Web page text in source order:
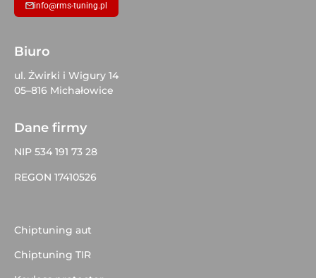
info@rms-tuning.pl
Biuro
ul. Żwirki i Wigury 14
05–816 Michałowice
Dane firmy
NIP 534 191 73 28
REGON 17410526
Chiptuning aut
Chiptuning TIR